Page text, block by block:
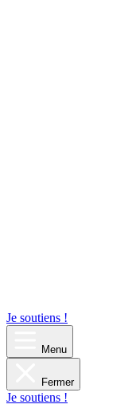
Je soutiens !
Menu
Fermer
Je soutiens !